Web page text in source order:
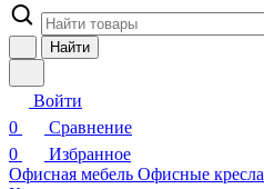
Найти
Войти
0
Сравнение
0
Избранное
Офисная мебель Офисные кресла